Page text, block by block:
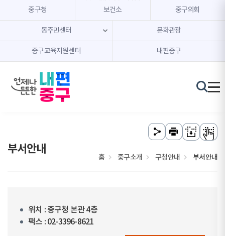
본문 내용 바로가기
주메뉴 바로가기
중구청 보건소 중구의회
동주민센터 문화관광
중구교육지원센터 내편중구
부서안내
홈 중구소개 구청안내 부서안내
위치 : 중구청 본관 4층
팩스 : 02-3396-8621